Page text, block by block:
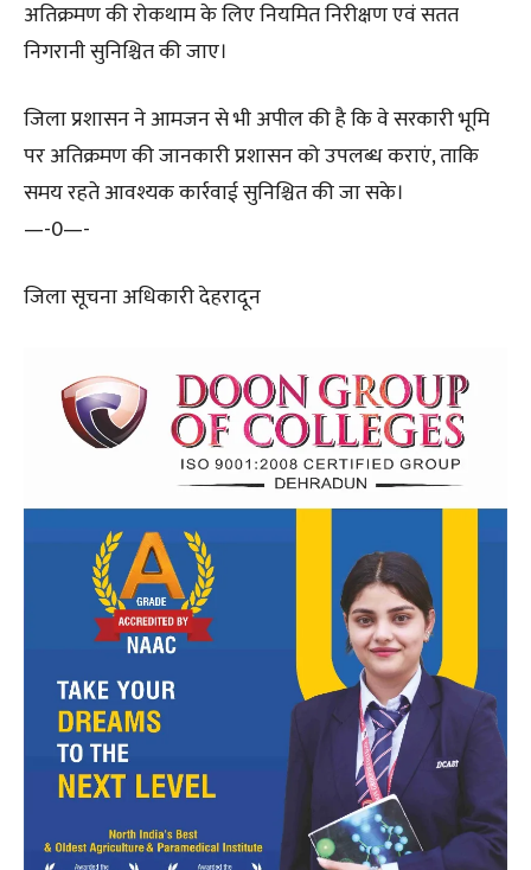
अतिक्रमण की रोकथाम के लिए नियमित निरीक्षण एवं सतत
निगरानी सुनिश्चित की जाए।
जिला प्रशासन ने आमजन से भी अपील की है कि वे सरकारी भूमि
पर अतिक्रमण की जानकारी प्रशासन को उपलब्ध कराएं, ताकि
समय रहते आवश्यक कार्रवाई सुनिश्चित की जा सके।
—-0—-
जिला सूचना अधिकारी देहरादून